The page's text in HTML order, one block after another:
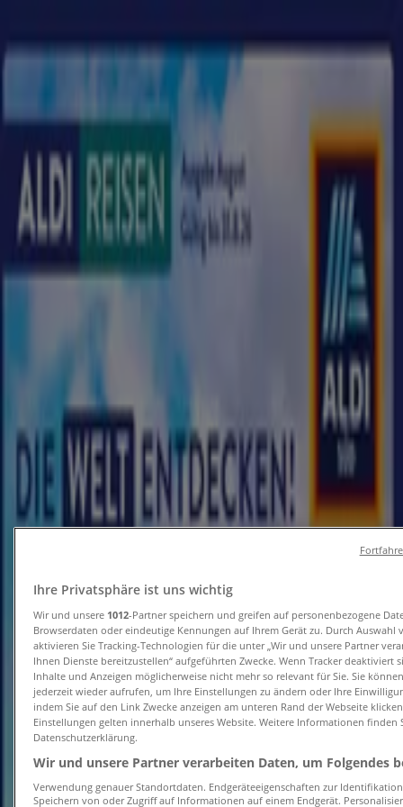
Berlin - 10178
SchnäppchenSupermärkteMöbelhäuser
Kleidung, Schuhe
und Accessoires
Elektromärkte
Drogerien und
Parfümerie
Baumärkte und
Gartencenter
Biomärkte DiscounterSportgeschäfte
und BabyAuto, Motorrad und
Optiker und
Bücher und Schreibwaren Banken
Reisebüro in Berlin - Gutscheine,
Kataloge und Angebote
Tiendeo in Berlin »
Angebote für Reisen und Freizeit in Berlin
Erwartet
Aldi Nord Reisen
Jetzt sparen mit unseren Deals
Läuft am 22.8. abBerlin
Erwartet
Aldi Nord Reisen
Top-Deals und Rabatte
Ihre Privatsphäre ist uns wichtig
Wir und unsere 1012-Partner speichern und greifen auf personenbezogene
Browserdaten oder eindeutige Kennungen auf Ihrem Gerät zu. Durch Auswahl
aktivieren Sie Tracking-Technologien für die unter „Wir und unsere Partner
Ihnen Dienste bereitzustellen“ aufgeführten Zwecke. Wenn Tracker deaktiviert
Inhalte und Anzeigen möglicherweise nicht mehr so relevant für Sie. Sie
jederzeit wieder aufrufen, um Ihre Einstellungen zu ändern oder Ihre
indem Sie auf den Link Zwecke anzeigen am unteren Rand der Webseite
Einstellungen gelten innerhalb unseres Website. Weitere Informationen finden
Datenschutzerklärung.
Wir und unsere Partner verarbeiten Daten, um Folgendes
Verwendung genauer Standortdaten. Endgeräteeigenschaften zur
Speichern von oder Zugriff auf Informationen auf einem Endgerät.